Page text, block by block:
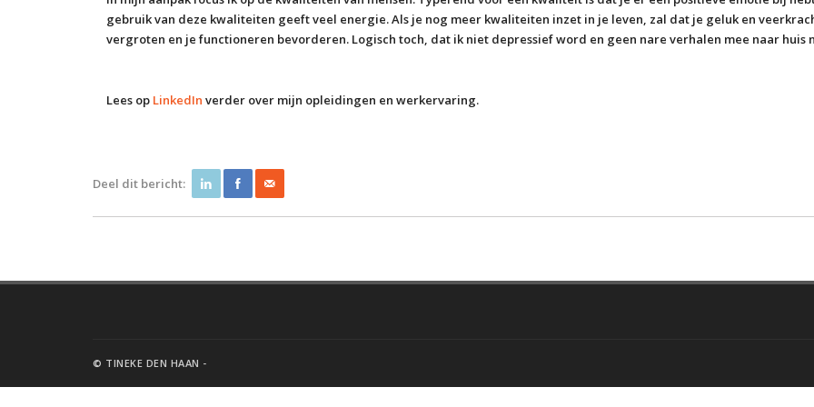
gebruik van deze kwaliteiten geeft veel energie. Als je nog meer kwaliteiten inzet in je leven, zal dat je geluk en
vergroten en je functioneren bevorderen. Logisch toch, dat ik niet depressief word en geen nare verhalen mee naar huis
Lees op LinkedIn verder over mijn opleidingen en werkervaring.
Deel dit bericht:
© TINEKE DEN HAAN -